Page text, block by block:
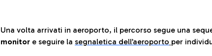
Una volta arrivati in aeroporto, il percorso segue una
monitor e seguire la segnaletica dell’aeroporto per